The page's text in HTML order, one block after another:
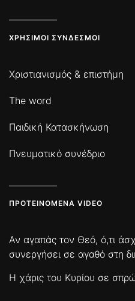
ΧΡΉΣΙΜΟΙ ΣΎΝΔΕΣΜΟΙ
Χριστιανισμός & επιστήμη
The word
Παιδική Κατασκήνωση
Πνευματικό συνέδριο
ΠΡΟΤΕΙΝΌΜΕΝΑ VIDEO
Αν αγαπάς τον Θεό, ό,τι
συνεργήσει σε αγαθό στη
Η χάρις του Κυρίου σε